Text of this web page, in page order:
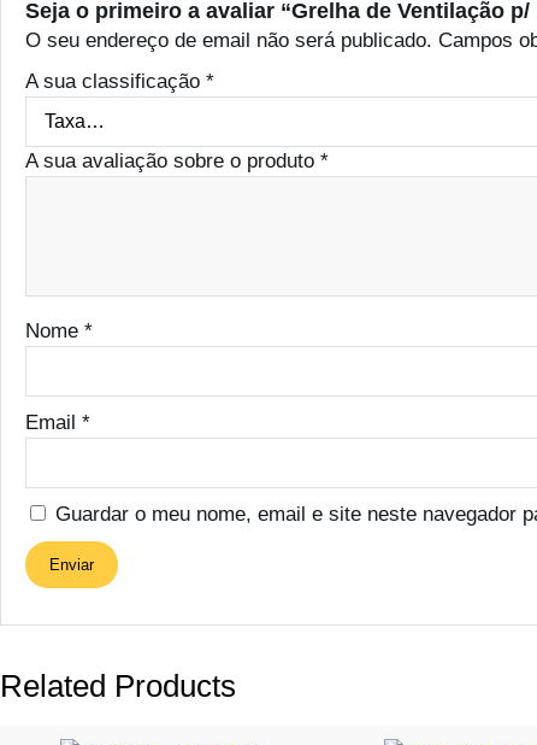
Seja o primeiro a avaliar “Grelha de Ventilação
O seu endereço de email não será publicado. Campos
A sua classificação *
A sua avaliação sobre o produto *
Nome *
Email *
Guardar o meu nome, email e site neste navegador
Related Products